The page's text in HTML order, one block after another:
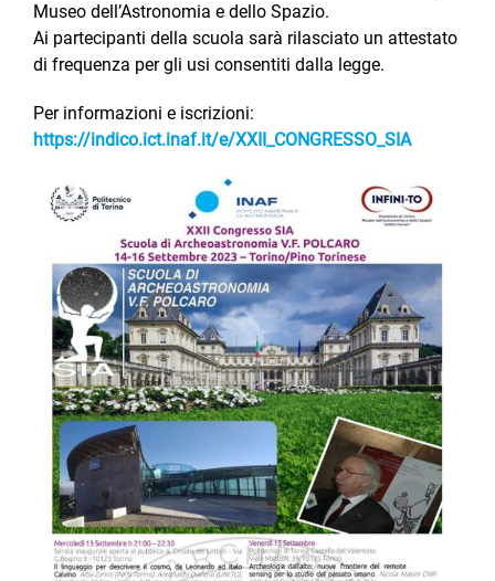
Museo dell’Astronomia e dello Spazio.
Ai partecipanti della scuola sarà rilasciato un attestato
di frequenza per gli usi consentiti dalla legge.
Per informazioni e iscrizioni:
https://indico.ict.inaf.it/e/XXII_CONGRESSO_SIA